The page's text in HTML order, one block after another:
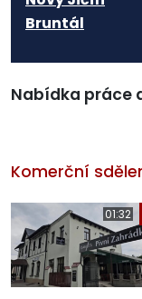
Bruntál
Nabídka práce
Komerční
01:32